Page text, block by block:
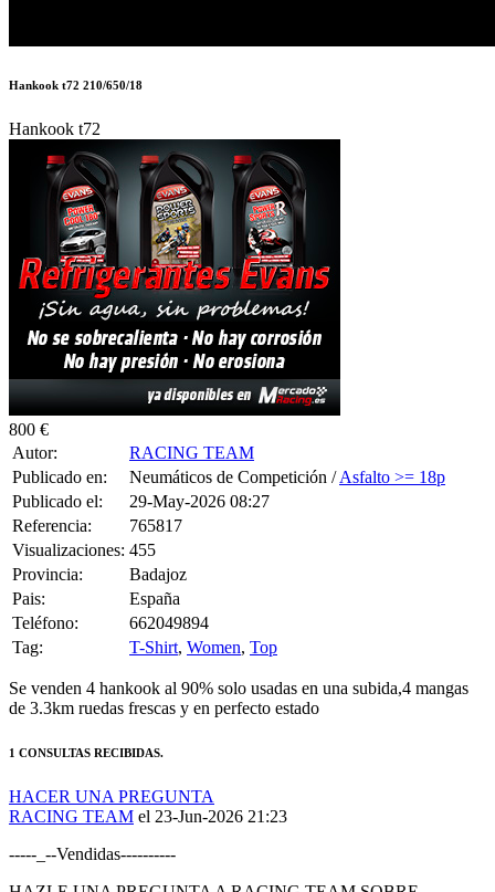
800 €
Autor:
Publicado en:
Neumáticos de Competición /
Publicado el:
29-May-2026 08:27
Referencia:
765817
Visualizaciones:
455
Provincia:
Badajoz
Pais:
España
Teléfono:
662049894
Tag:
T-Shirt,Women
Se venden 4 hankook al 90% solo usadas en una subida,4 mangas
de 3.3km ruedas frescas y en perfecto estado
RACING TEAM el 23-Jun-2026 21:23
-----_--Vendidas----------
HAZLE UNA PREGUNTA A RACING TEAM SOBRE
“Hankook t72 210/650/18”